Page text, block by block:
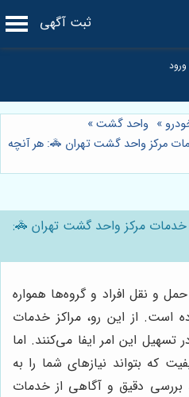
ثبت آگهی
» واحد گشت»
مرکز واحد گشت تهران 🚓: هر آنچه
خدمات مرکز واحد گشت تهران 🚓:
و نقل افراد و گروه‌ها همواره
است. از این رو، مراکز خدمات
این امر ایفا می‌کنند. اما
که بتواند نیازهای شما را به
بررسی دقیق و آگاهی از خدمات